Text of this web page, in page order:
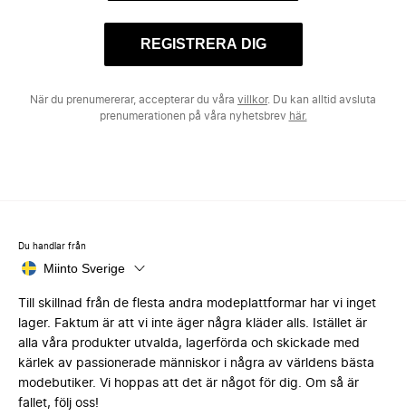
REGISTRERA DIG
När du prenumererar, accepterar du våra villkor. Du kan alltid avsluta
prenumerationen på våra nyhetsbrev här.
Du handlar från
Miinto Sverige
Till skillnad från de flesta andra modeplattformar har vi inget
lager. Faktum är att vi inte äger några kläder alls. Istället är
alla våra produkter utvalda, lagerförda och skickade med
kärlek av passionerade människor i några av världens bästa
modebutiker. Vi hoppas att det är något för dig. Om så är
fallet, följ oss!